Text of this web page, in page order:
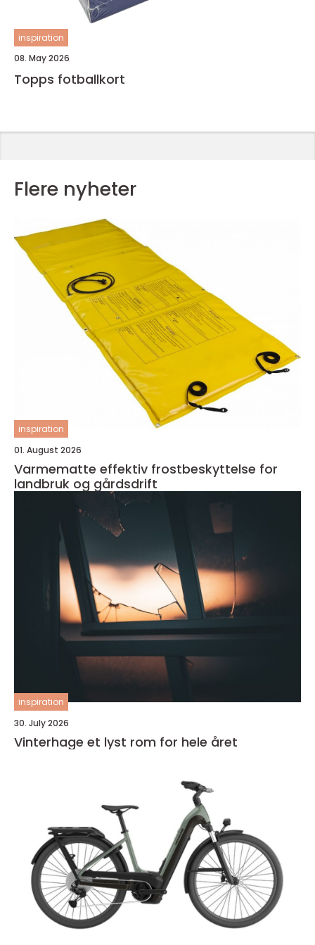
inspiration
08. May 2026
Topps fotballkort
Flere nyheter
inspiration
01. August 2026
Varmematte effektiv frostbeskyttelse for
landbruk og gårdsdrift
inspiration
30. July 2026
Vinterhage et lyst rom for hele året